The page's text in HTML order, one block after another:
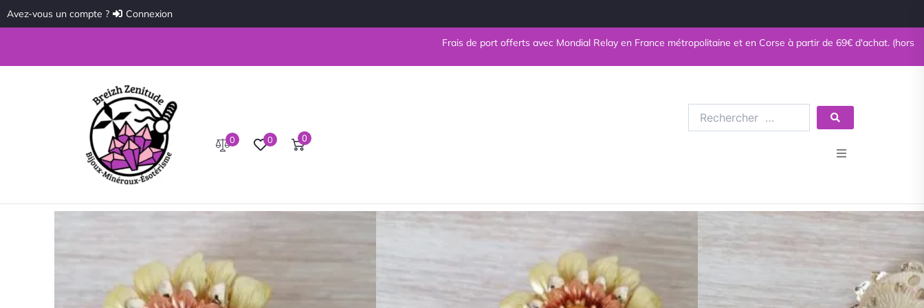
Avez-vous un compte ? Connexion
Frais de port offerts avec Mondial Relay en France métropolitaine et en Corse à partir de 69€ d'achat. (hors livres)
0 0 0
Esotérisme
Broche magnétique
Tournesol en métal
15,00
★★★★Noté